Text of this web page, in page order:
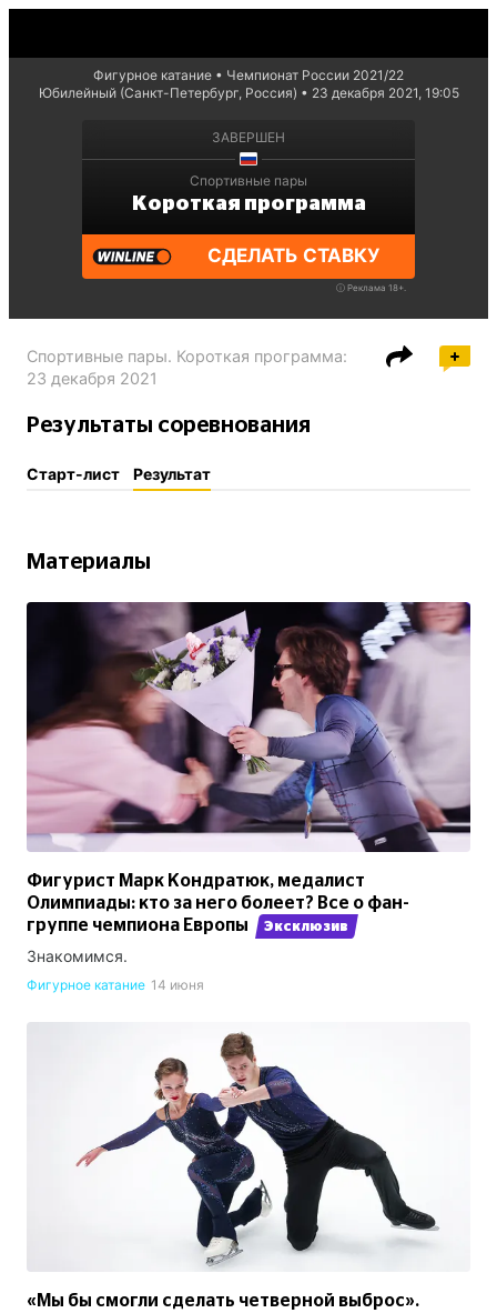
Фигурное катание
Чемпионат России 2021/22
Юбилейный (Санкт-Петербург, Россия)
23 декабря 2021, 19:05
ЗАВЕРШЕН
Спортивные пары
Короткая программа
СДЕЛАТЬ СТАВКУ
ⓘ Реклама 18+.
Спортивные пары. Короткая программа:
23 декабря 2021
Результаты соревнования
Старт-лист Результат
Материалы
Фигурист Марк Кондратюк, медалист
Олимпиады: кто за него болеет? Все о фан-
группе чемпиона Европы
Эксклюзив
Знакомимся.
Фигурное катание 14 июня
«Мы бы смогли сделать четверной выброс».